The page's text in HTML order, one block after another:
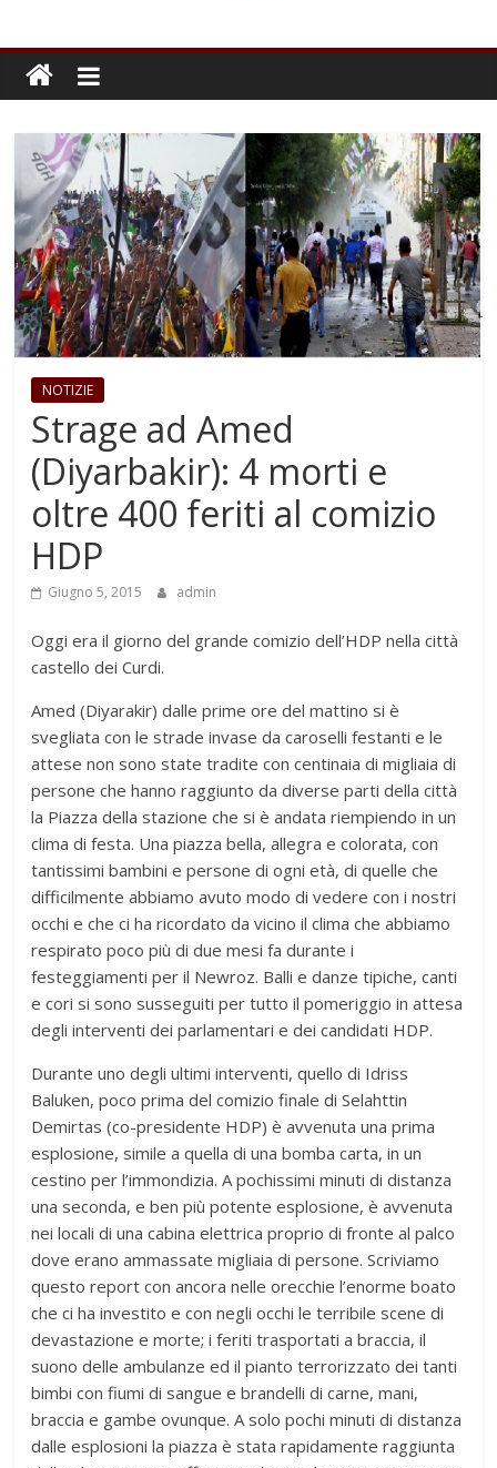
NOTIZIE
Strage ad Amed
(Diyarbakir): 4 morti e
oltre 400 feriti al comizio
HDP
Giugno 5, 2015 admin
Oggi era il giorno del grande comizio dell’HDP nella città
castello dei Curdi.
Amed (Diyarakir) dalle prime ore del mattino si è
svegliata con le strade invase da caroselli festanti e le
attese non sono state tradite con centinaia di migliaia di
persone che hanno raggiunto da diverse parti della città
la Piazza della stazione che si è andata riempiendo in un
clima di festa. Una piazza bella, allegra e colorata, con
tantissimi bambini e persone di ogni età, di quelle che
difficilmente abbiamo avuto modo di vedere con i nostri
occhi e che ci ha ricordato da vicino il clima che abbiamo
respirato poco più di due mesi fa durante i
festeggiamenti per il Newroz. Balli e danze tipiche, canti
e cori si sono susseguiti per tutto il pomeriggio in attesa
degli interventi dei parlamentari e dei candidati HDP.
Durante uno degli ultimi interventi, quello di Idriss
Baluken, poco prima del comizio finale di Selahttin
Demirtas (co-presidente HDP) è avvenuta una prima
esplosione, simile a quella di una bomba carta, in un
cestino per l’immondizia. A pochissimi minuti di distanza
una seconda, e ben più potente esplosione, è avvenuta
nei locali di una cabina elettrica proprio di fronte al palco
dove erano ammassate migliaia di persone. Scriviamo
questo report con ancora nelle orecchie l’enorme boato
che ci ha investito e con negli occhi le terribile scene di
devastazione e morte; i feriti trasportati a braccia, il
suono delle ambulanze ed il pianto terrorizzato dei tanti
bimbi con fiumi di sangue e brandelli di carne, mani,
braccia e gambe ovunque. A solo pochi minuti di distanza
dalle esplosioni la piazza è stata rapidamente raggiunta